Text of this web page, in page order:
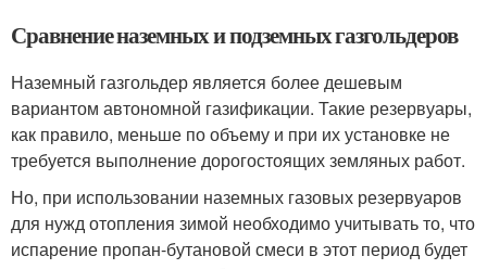
Сравнение наземных и подземных газгольдеров
Наземный газгольдер является более дешевым
вариантом автономной газификации. Такие резервуары,
как правило, меньше по объему и при их установке не
требуется выполнение дорогостоящих земляных работ.
Но, при использовании наземных газовых резервуаров
для нужд отопления зимой необходимо учитывать то, что
испарение пропан-бутановой смеси в этот период будет